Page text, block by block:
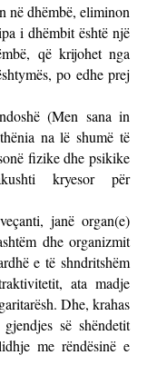
në dhëmbë, eliminon
i dhëmbit është një
që krijohet nga
po edhe prej
(Men sana in
na lë shumë të
fizike dhe psikike
kryesor për
janë organ(e)
dhe organizmit
e të shndritshëm
ata madje
Dhe, krahas
së shëndetit
me rëndësinë e